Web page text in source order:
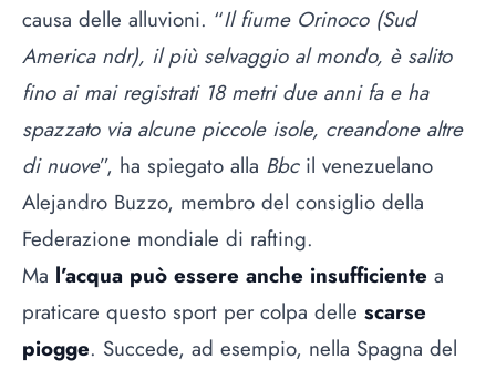
causa delle alluvioni. “Il fiume Orinoco (Sud
America ndr), il più selvaggio al mondo, è salito
fino ai mai registrati 18 metri due anni fa e ha
spazzato via alcune piccole isole, creandone altre
di nuove”, ha spiegato alla Bbcil venezuelano
Alejandro Buzzo, membro del consiglio della
Federazione mondiale di rafting.
Ma l’acqua può essere anche insufficiente a
praticare questo sport per colpa delle scarse
piogge. Succede, ad esempio, nella Spagna del